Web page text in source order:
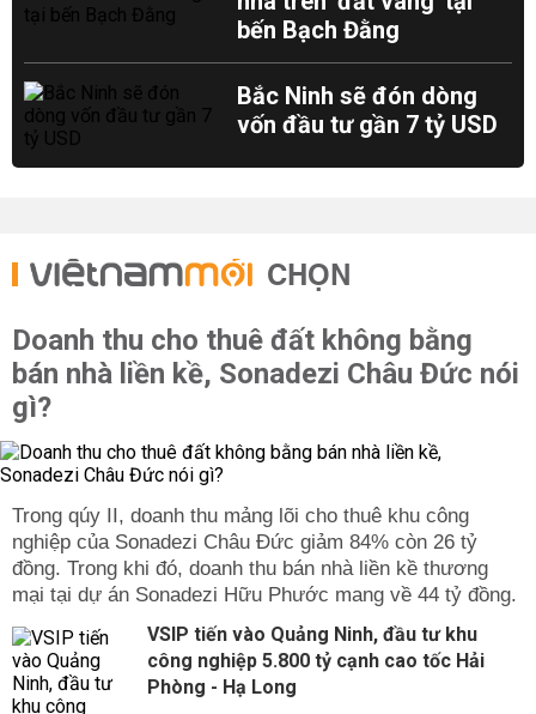
bến Bạch Đằng
Bắc Ninh sẽ đón dòng
vốn đầu tư gần 7 tỷ USD
CHỌN
Doanh thu cho thuê đất không bằng
bán nhà liền kề, Sonadezi Châu Đức nói
gì?
Trong qúy II, doanh thu mảng lõi cho thuê khu công
nghiệp của Sonadezi Châu Đức giảm 84% còn 26 tỷ
đồng. Trong khi đó, doanh thu bán nhà liền kề thương
mại tại dự án Sonadezi Hữu Phước mang về 44 tỷ đồng.
VSIP tiến vào Quảng Ninh, đầu tư khu
công nghiệp 5.800 tỷ cạnh cao tốc Hải
Phòng - Hạ Long